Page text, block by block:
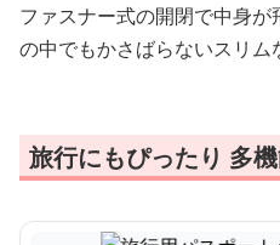
ファスナー式の開閉で中身
の中でもかさばらないスリム
旅行にもぴったり 多